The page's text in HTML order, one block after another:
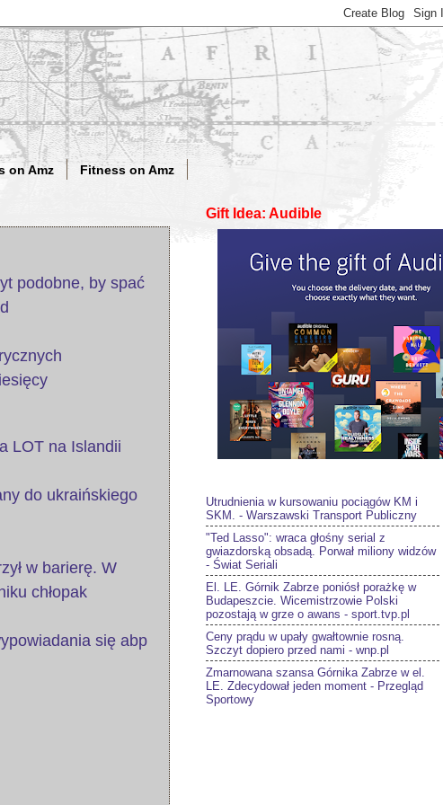
on Amz Fitness on Amz
podobne, by spać
LOT na Islandii
do ukraińskiego
w barierę. W
chłopak
się abp
Gift Idea: Audible
Utrudnienia w kursowaniu pociągów KM i
SKM. - Warszawski Transport Publiczny
"Ted Lasso": wraca głośny serial z
gwiazdorską obsadą. Porwał miliony widzów
- Świat Seriali
El. LE. Górnik Zabrze poniósł porażkę w
Budapeszcie. Wicemistrzowie Polski
pozostają w grze o awans - sport.tvp.pl
Ceny prądu w upały gwałtownie rosną.
Szczyt dopiero przed nami - wnp.pl
Zmarnowana szansa Górnika Zabrze w el.
LE. Zdecydował jeden moment - Przegląd
Sportowy